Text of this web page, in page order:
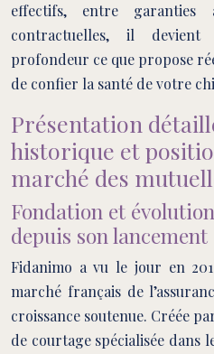
effectifs, entre garanties
contractuelles, il devient
profondeur ce que propose
de confier la santé de votre
Présentation
historique et
marché des
Fondation et
depuis son lancement
Fidanimo a vu le jour en
marché français de
croissance soutenue. Créée
de courtage spécialisée dans